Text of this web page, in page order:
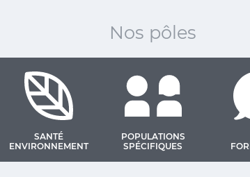
Nos pôles
SANTÉ
ENVIRONNEMENT
POPULATIONS
SPÉCIFIQUES